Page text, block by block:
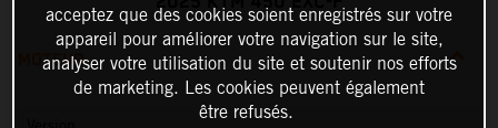
MOTEUR
acceptez que des cookies soient enregistrés sur votre
appareil pour améliorer votre navigation sur le site,
analyser votre utilisation du site et soutenir nos efforts
de marketing. Les cookies peuvent également
être refusés.